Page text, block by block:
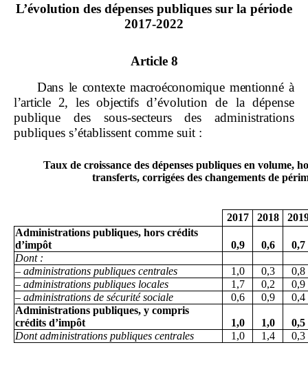
L’évolution des dépenses publiques sur la période
2017‑2022
Article 8
Dans le contexte macroéconomique mentionné à
l’article 2, les objectifsd’évolution de la dépense
publique des sous‑secteurs des administrations
publiques s’établissent comme suit :
Taux de croissance des dépenses publiques en volume,
transferts, corrigées des changements de
2017 2018
Administrations publiques, hors crédits
d’impôt 0,9 0,6 0,7
Dont :
– administrations publiques centrales
1,0 0,3
0,8
– administrations publiques locales
1,7 0,2
0,9
– administrations de sécurité sociale
0,6 0,9
0,4
Administrations publiques, y compris
crédits d’impôt 1,0 1,0 0,5
Dont administrations publiques centrales
1,0 1,4 0,3